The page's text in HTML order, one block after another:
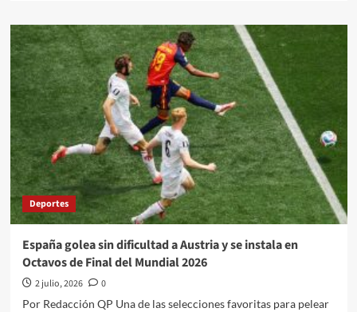
El
Quehacer
Político
a
través
de
la
opinión
de
Israel
Aram///Hacer
equipo
Deportes
España golea sin dificultad a Austria y se instala en
Octavos de Final del Mundial 2026
2 julio, 2026
0
Por Redacción QP Una de las selecciones favoritas para pelear